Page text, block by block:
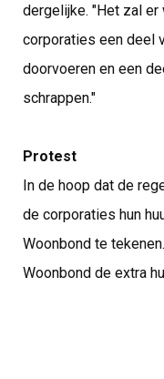
dergelijke. "Het zal er
corporaties een deel
doorvoeren en een
schrappen."
Protest
In de hoop dat de
de corporaties hun
Woonbond te
Woonbond de extra